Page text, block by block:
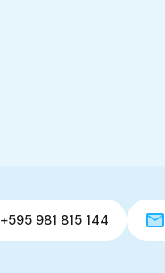
+595 981 815 144